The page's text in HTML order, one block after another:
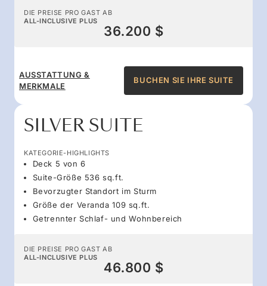
DIE PREISE PRO GAST AB
ALL-INCLUSIVE PLUS
36.200 $
AUSSTATTUNG &
MERKMALE
BUCHEN SIE IHRE SUITE
SILVER SUITE
KATEGORIE-HIGHLIGHTS
Deck 5 von 6
Suite-Größe 536 sq.ft.
Bevorzugter Standort im Sturm
Größe der Veranda 109 sq.ft.
Getrennter Schlaf- und Wohnbereich
DIE PREISE PRO GAST AB
ALL-INCLUSIVE PLUS
46.800 $